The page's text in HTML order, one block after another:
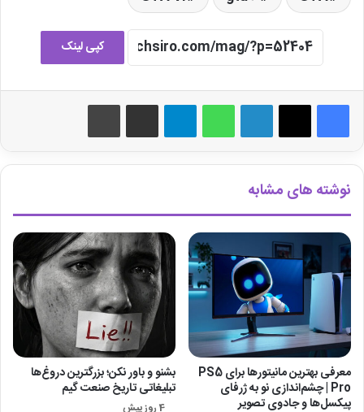
کپی لینک
لینکدین واتس آپ تلگرام اشتراک گذاری از طریق ایمیل
نوشته های مشابه
معرفی بهترین مانیتورها برای ‎PS5
Pro‎ | چشم‌اندازی نو به ژرفای
پیکسل‌ها و جادوی تصویر
بشنو و باور نکن؛ بزرگترین دروغ‌ها
تبلیغاتی تاریخ صنعت گیم
4 روز پیش